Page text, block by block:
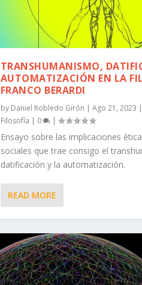
TRANSHUMANISMO,
AUTOMATIZACIÓN EN LA
FRANCO BERARDI
by Daniel Robledo Girón | Ago 21, 2023 |
Filosofía | 0 |
Ensayo sobre las implicaciones
sociales que trae consigo el
datificación y la automatización.
READ MORE